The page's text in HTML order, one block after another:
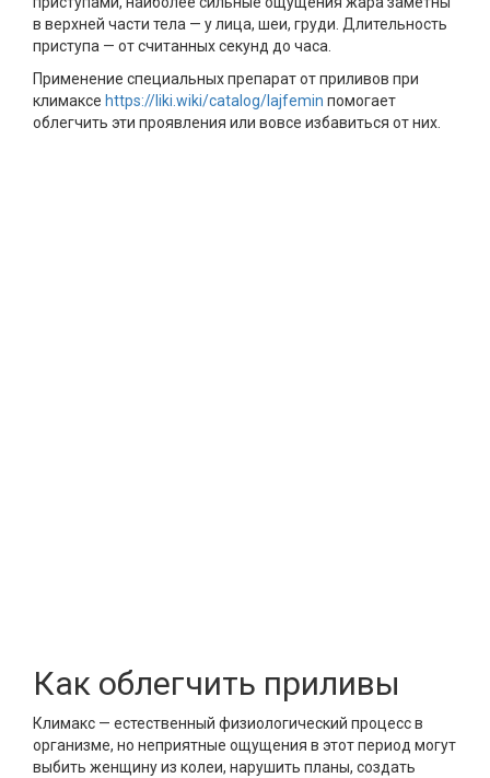
в верхней части тела — у лица, шеи, груди. Длительность
приступа — от считанных секунд до часа.
Применение специальных препарат от приливов при
климаксе https://liki.wiki/catalog/lajfemin помогает
облегчить эти проявления или вовсе избавиться от них.
Как облегчить приливы
Климакс — естественный физиологический процесс в
организме, но неприятные ощущения в этот период могут
выбить женщину из колеи, нарушить планы, создать